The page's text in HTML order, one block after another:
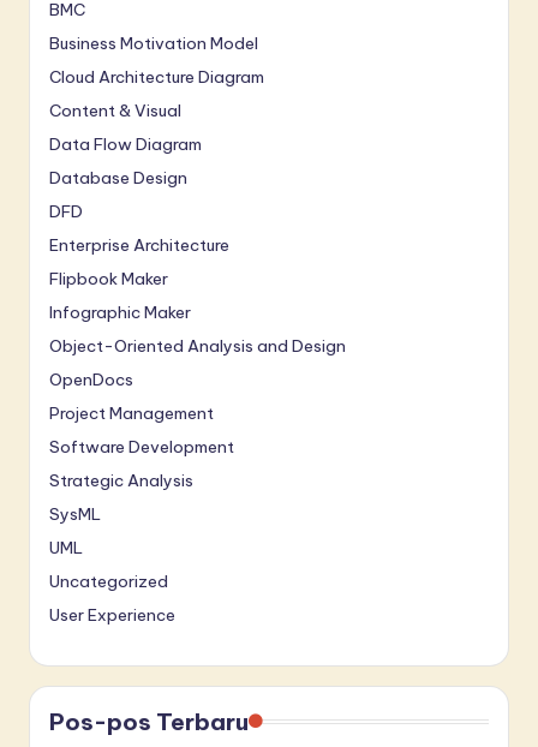
BMC
Business Motivation Model
Cloud Architecture Diagram
Content & Visual
Data Flow Diagram
Database Design
DFD
Enterprise Architecture
Flipbook Maker
Infographic Maker
Object-Oriented Analysis and Design
OpenDocs
Project Management
Software Development
Strategic Analysis
SysML
UML
Uncategorized
User Experience
Pos-pos Terbaru